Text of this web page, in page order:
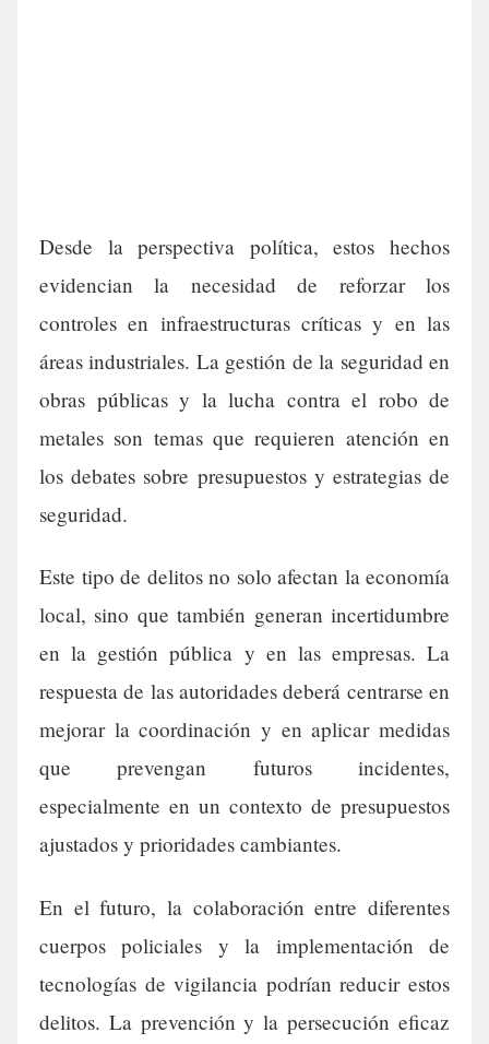
Desde la perspectiva política, estos hechos
evidencian la necesidad de reforzar los
controles en infraestructuras críticas y en las
áreas industriales. La gestión de la seguridad en
obras públicas y la lucha contra el robo de
metales son temas que requieren atención en
los debates sobre presupuestos y estrategias de
seguridad.
Este tipo de delitos no solo afectan la economía
local, sino que también generan incertidumbre
en la gestión pública y en las empresas. La
respuesta de las autoridades deberá centrarse en
mejorar la coordinación y en aplicar medidas
que prevengan futuros incidentes,
especialmente en un contexto de presupuestos
ajustados y prioridades cambiantes.
En el futuro, la colaboración entre diferentes
cuerpos policiales y la implementación de
tecnologías de vigilancia podrían reducir estos
delitos. La prevención y la persecución eficaz